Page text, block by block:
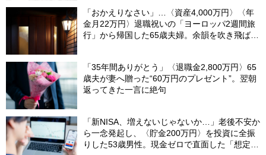
「おかえりなさい」…〈資産4,000万円〉〈年
金月22万円〉退職祝いの「ヨーロッパ2週間旅
行」から帰国した65歳夫婦。余韻を吹き飛ばし
「35年間ありがとう」〈退職金2,800万円〉65
歳夫が妻へ贈った“60万円のプレゼント”。翌朝
返ってきた一言に絶句
「新NISA、増えないじゃないか…」老後不安か
ら一念発起し、〈貯金200万円〉を投資に全振
りした53歳男性。現金ゼロで直面した「想定外